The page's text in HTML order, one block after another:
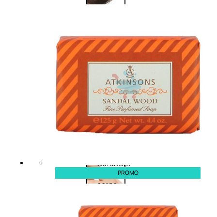
Corpo
Trattamento
corpo
Trattamento
mani e piedi
Trattamento
unghie
Cofanetti
trattamento
corpo
PROMO